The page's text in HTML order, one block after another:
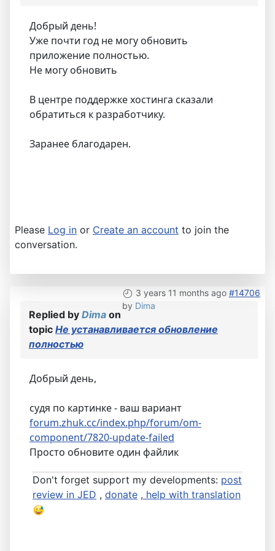
Добрый день!
Уже почти год не могу обновить
приложение полностью.
Не могу обновить
В центре поддержке хостинга сказали
обратиться к разработчику.
Заранее благодарен.
Please Log in or Create an account to join the
conversation.
3 years 11 months ago #14706
by Dima
Replied by Dima on
topic Не устанавливается обновление
полностью
Добрый день,
судя по картинке - ваш вариант
forum.zhuk.cc/index.php/forum/om-
component/7820-update-failed
Просто обновите один файлик
Don't forget support my developments: post
review in JED , donate , help with translation